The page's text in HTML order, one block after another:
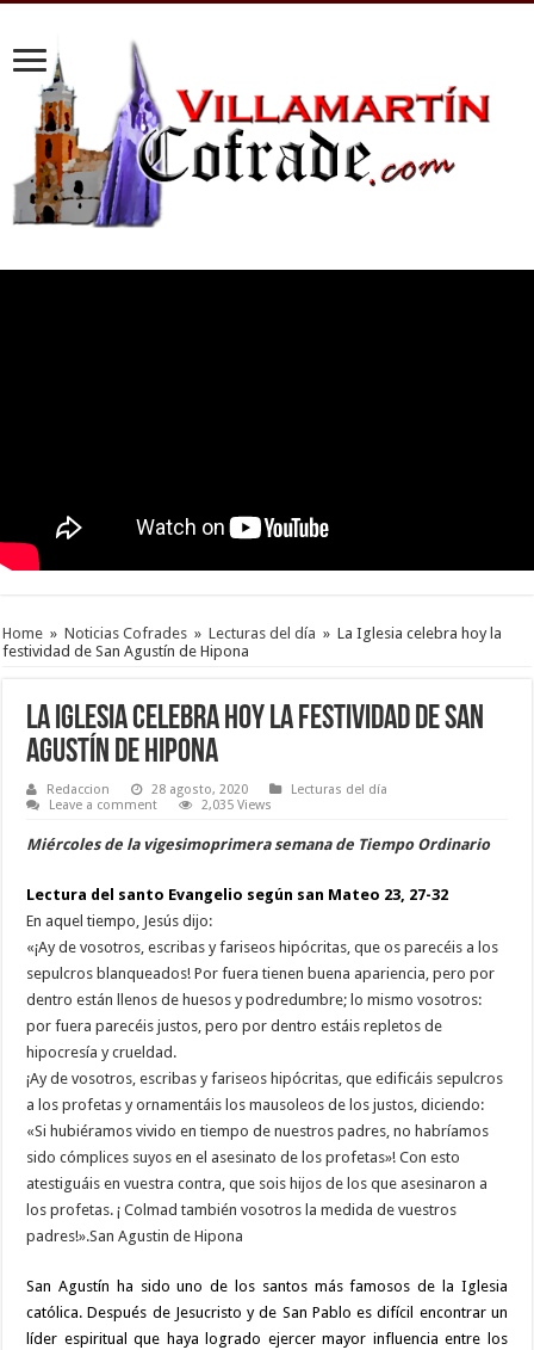
Home » Noticias Cofrades » Lecturas del día » La Iglesia celebra hoy la
festividad de San Agustín de Hipona
La Iglesia celebra hoy la festividad de San
Agustín de Hipona
Redaccion 28 agosto, 2020
Lecturas del día
Leave a comment
2,035 Views
Miércoles de la vigesimoprimera semana de Tiempo Ordinario
Lectura del santo Evangelio según san Mateo 23, 27-32
En aquel tiempo, Jesús dijo:
«¡Ay de vosotros, escribas y fariseos hipócritas, que os parecéis a los
sepulcros blanqueados! Por fuera tienen buena apariencia, pero por
dentro están llenos de huesos y podredumbre; lo mismo vosotros:
por fuera parecéis justos, pero por dentro estáis repletos de
hipocresía y crueldad.
¡Ay de vosotros, escribas y fariseos hipócritas, que edificáis sepulcros
a los profetas y ornamentáis los mausoleos de los justos, diciendo:
«Si hubiéramos vivido en tiempo de nuestros padres, no habríamos
sido cómplices suyos en el asesinato de los profetas»! Con esto
atestiguáis en vuestra contra, que sois hijos de los que asesinaron a
los profetas. ¡ Colmad también vosotros la medida de vuestros
padres!».San Agustin de Hipona
San Agustín ha sido uno de los santos más famosos de la Iglesia
católica. Después de Jesucristo y de San Pablo es difícil encontrar un
líder espiritual que haya logrado ejercer mayor influencia entre los